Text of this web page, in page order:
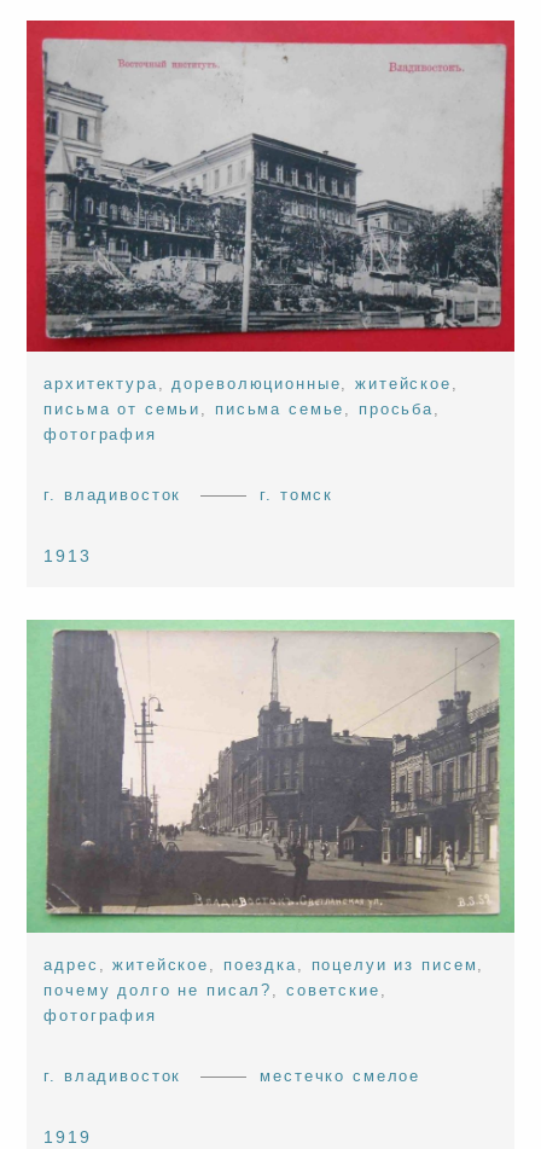
архитектура,дореволюционные,житейское ,
письма от семьи , письма семье , просьба,
фотография
г. владивосток г. томск
1913
адрес ,житейское , поездка, поцелуи из писем ,
почему долго не писал? , советские ,
фотография
г. владивосток местечко смелое
1919